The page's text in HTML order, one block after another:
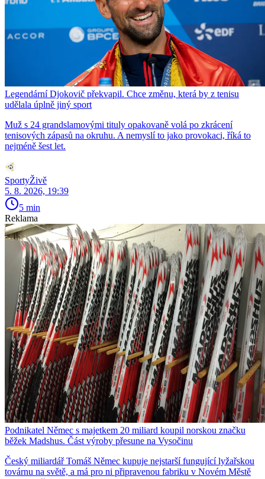
Legendární Djokovič překvapil. Chce změnu, která by z tenisu
udělala úplně jiný sport
Muž s 24 grandslamovými tituly opakovaně volá po zkrácení
tenisových zápasů na okruhu. A nemyslí to jako provokaci, říká to
nejméně šest let.
SportyŽivě
5. 8. 2026, 19:39
5 min
Reklama
Podnikatel Němec s majetkem 20 miliard koupil norskou značku
běžek Madshus. Část výroby přesune na Vysočinu
Český miliardář Tomáš Němec kupuje nejstarší fungující lyžařskou
továrnu na světě, a má pro ni připravenou fabriku v Novém Městě